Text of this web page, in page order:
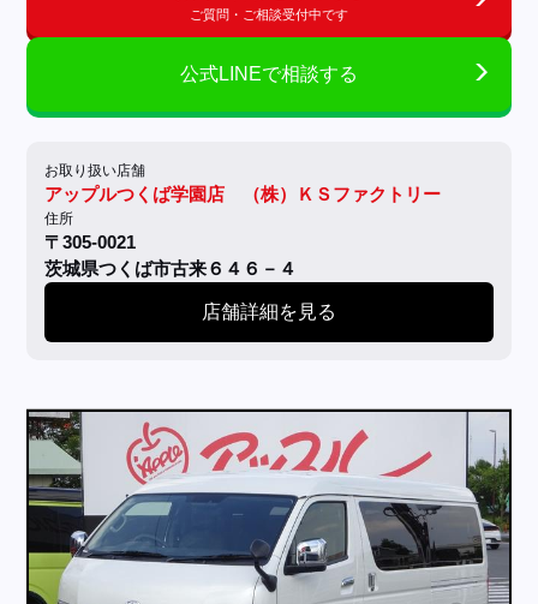
ご質問・ご相談受付中です
公式LINEで相談する
お取り扱い店舗
アップルつくば学園店 （株）ＫＳファクトリー
住所
〒305-0021
茨城県つくば市古来６４６－４
店舗詳細を見る